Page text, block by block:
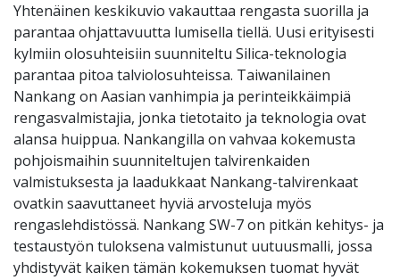
Yhtenäinen keskikuvio vakauttaa rengasta suorilla ja
parantaa ohjattavuutta lumisella tiellä. Uusi erityisesti
kylmiin olosuhteisiin suunniteltu Silica-teknologia
parantaa pitoa talviolosuhteissa. Taiwanilainen
Nankang on Aasian vanhimpia ja perinteikkäimpiä
rengasvalmistajia, jonka tietotaito ja teknologia ovat
alansa huippua. Nankangilla on vahvaa kokemusta
pohjoismaihin suunniteltujen talvirenkaiden
valmistuksesta ja laadukkaat Nankang-talvirenkaat
ovatkin saavuttaneet hyviä arvosteluja myös
rengaslehdistössä. Nankang SW-7 on pitkän kehitys- ja
testaustyön tuloksena valmistunut uutuusmalli, jossa
yhdistyvät kaiken tämän kokemuksen tuomat hyvät